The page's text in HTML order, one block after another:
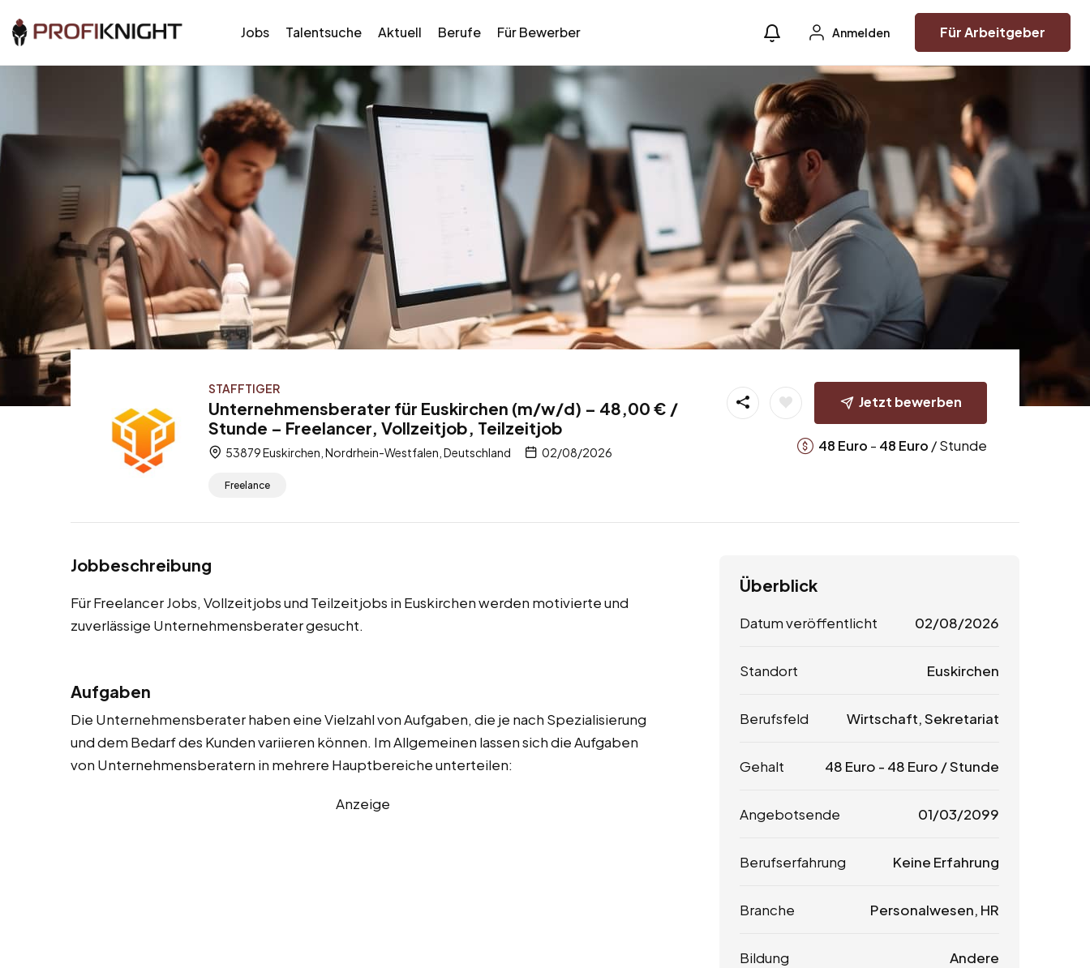
Jobs Talentsuche Aktuell Berufe Für Bewerber Anmelden Für Arbeitgeber
STAFFTIGER
Unternehmensberater für Euskirchen (m/w/d) – 48,00 € /
Stunde – Freelancer, Vollzeitjob, Teilzeitjob
53879 Euskirchen, Nordrhein-Westfalen, Deutschland 02/08/2026
Freelance
Jetzt bewerben
48 Euro - 48 Euro / Stunde
Jobbeschreibung
Für Freelancer Jobs, Vollzeitjobs und Teilzeitjobs in Euskirchen werden motivierte und
zuverlässige Unternehmensberater gesucht.
Aufgaben
Die Unternehmensberater haben eine Vielzahl von Aufgaben, die je nach Spezialisierung
und dem Bedarf des Kunden variieren können. Im Allgemeinen lassen sich die Aufgaben
von Unternehmensberatern in mehrere Hauptbereiche unterteilen:
Anzeige
Überblick
Datum veröffentlicht 02/08/2026
Standort Euskirchen
Berufsfeld Wirtschaft, Sekretariat
Gehalt 48 Euro - 48 Euro / Stunde
Angebotsende 01/03/2099
Berufserfahrung Keine Erfahrung
Branche Personalwesen, HR
Bildung Andere